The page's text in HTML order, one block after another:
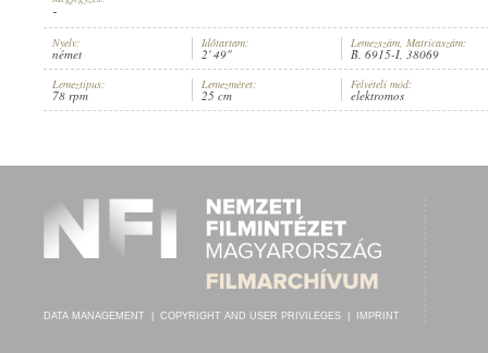
ARTIST: MAX MENSING,SAXOPHON-ORCHESTER DOBBRI, VEZÉNYEL:OTTO
-
Nyelv:
német
Időtartam:
2' 49"
Lemezszám, Matricaszám:
B. 6915-I, 38069
Lemeztípus:
78 rpm
Lemezméret:
25 cm
Felvételi mód:
elektromos
DATA MANAGEMENT COPYRIGHT AND USER PRIVILEGES IMPRINT